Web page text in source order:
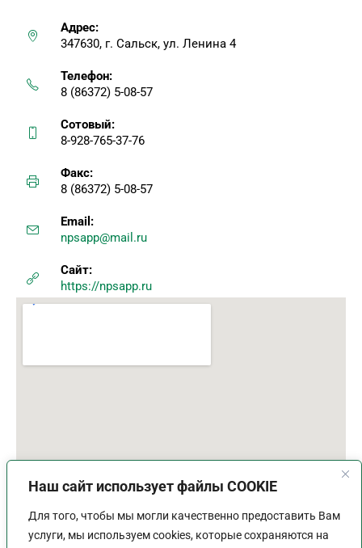
Наш сайт использует файлы COOKIE
Для того, чтобы мы могли качественно предоставить Вам
услуги, мы используем cookies, которые сохраняются на
Адрес:
347630, г. Сальск, ул. Ленина 4
Телефон:
8 (86372) 5-08-57
Сотовый:
8-928-765-37-76
Факс:
8 (86372) 5-08-57
Email:
npsapp@mail.ru
Сайт:
https://npsapp.ru